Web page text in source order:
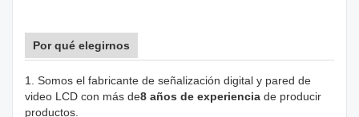
Por qué elegirnos
1. Somos el fabricante de señalización digital y pared de
video LCD con más de8 años de experiencia de producir
productos.